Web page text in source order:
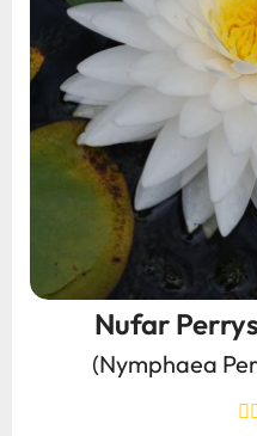
Nufar
(Nymphaea